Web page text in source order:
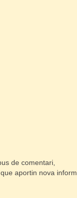
de comentari,
aportin nova